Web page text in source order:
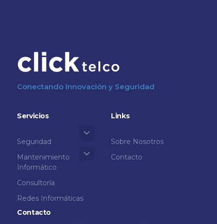
Conectando Innovación y Seguridad
Servicios
Seguridad
Mantenimiento
Informático
Consultoría
Redes Informáticas
Links
Sobre Nosotros
Contacto
Contacto